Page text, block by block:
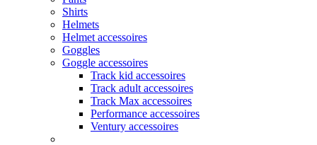
Shirts
Helmets
Helmet accessoires
Goggles
Goggle accessoires
Track kid accessoires
Track adult accessoires
Track Max accessoires
Performance accessoires
Ventury accessoires